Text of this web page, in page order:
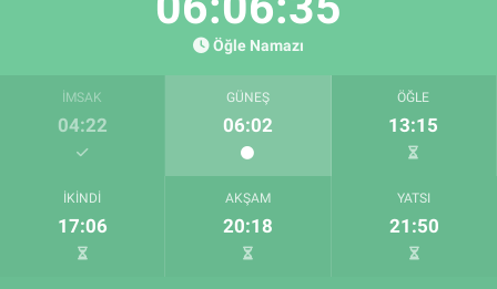
Öğle Namazı
İMSAK
04:22
GÜNEŞ
06:02
ÖĞLE
13:15
İKINDI
17:06
AKŞAM
20:18
YATSI
21:50